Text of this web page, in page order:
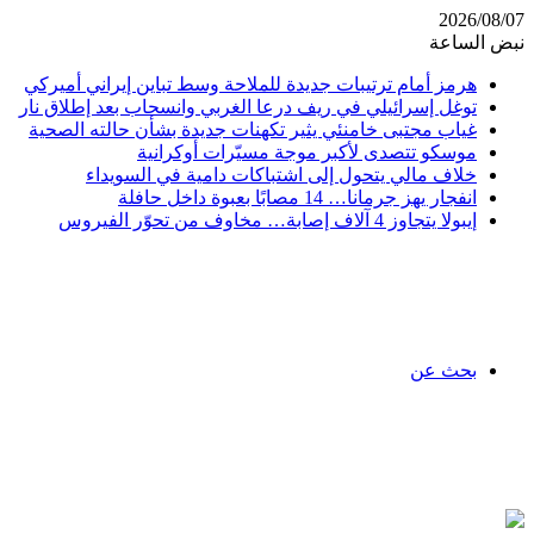
2026/08/07
نبض الساعة
هرمز أمام ترتيبات جديدة للملاحة وسط تباين إيراني أميركي
توغل إسرائيلي في ريف درعا الغربي وانسحاب بعد إطلاق نار
غياب مجتبى خامنئي يثير تكهنات جديدة بشأن حالته الصحية
موسكو تتصدى لأكبر موجة مسيّرات أوكرانية
خلاف مالي يتحول إلى اشتباكات دامية في السويداء
انفجار يهز جرمانا… 14 مصابًا بعبوة داخل حافلة
إيبولا يتجاوز 4 آلاف إصابة… مخاوف من تحوّر الفيروس
بحث عن